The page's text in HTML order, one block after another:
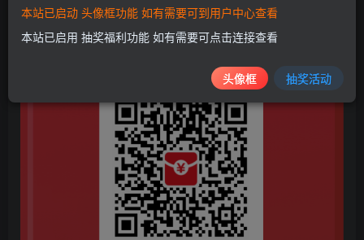
本站已启动 头像框功能 如有需要可到用户中心查看
本站已启用 抽奖福利功能 如有需要可点击连接查看
头像框 抽奖活动